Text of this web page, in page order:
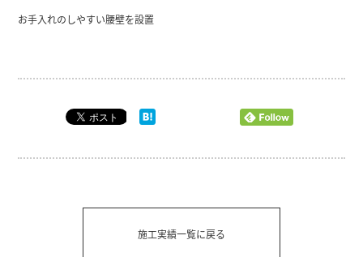
お手入れのしやすい腰壁を設置
施工実績一覧に戻る